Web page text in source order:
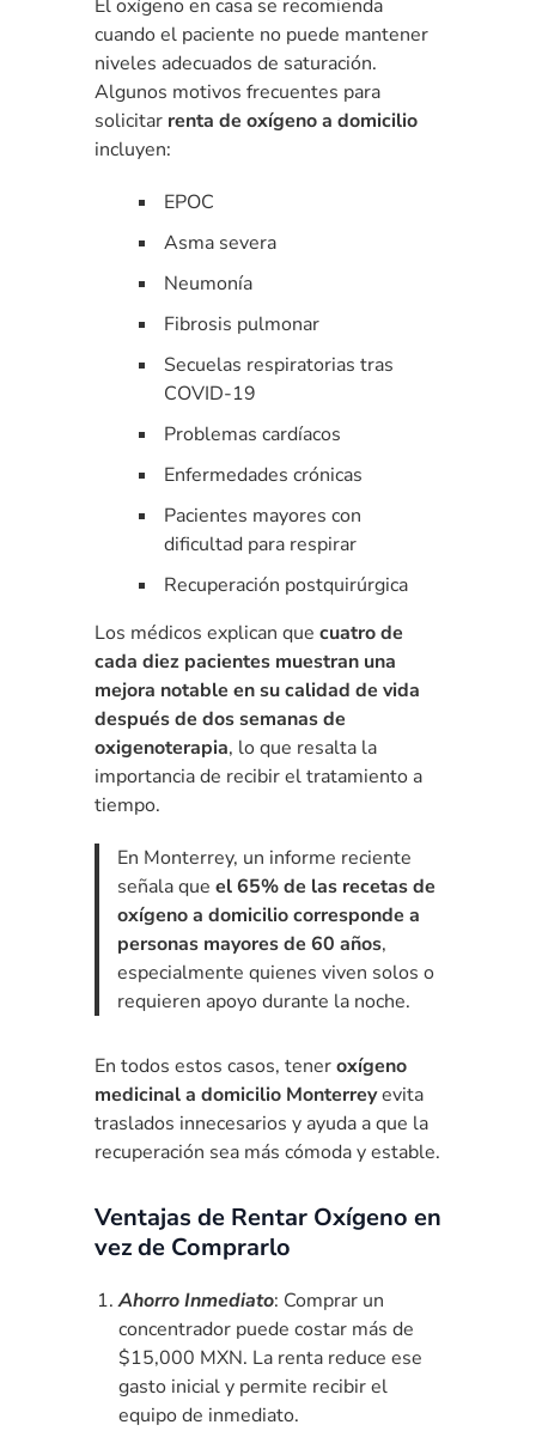
El oxígeno en casa se recomienda
cuando el paciente no puede mantener
niveles adecuados de saturación.
Algunos motivos frecuentes para
solicitar renta de oxígeno a domicilio
incluyen:
EPOC
Asma severa
Neumonía
Fibrosis pulmonar
Secuelas respiratorias tras
COVID-19
Problemas cardíacos
Enfermedades crónicas
Pacientes mayores con
dificultad para respirar
Recuperación postquirúrgica
Los médicos explican que cuatro de
cada diez pacientes muestran una
mejora notable en su calidad de vida
después de dos semanas de
oxigenoterapia, lo que resalta la
importancia de recibir el tratamiento a
tiempo.
En Monterrey, un informe reciente
señala que el 65% de las recetas de
oxígeno a domicilio corresponde a
personas mayores de 60 años,
especialmente quienes viven solos o
requieren apoyo durante la noche.
En todos estos casos, teneroxígeno
medicinal a domicilio Monterreyevita
traslados innecesarios y ayuda a que la
recuperación sea más cómoda y estable.
Ventajas de Rentar Oxígeno en
vez de Comprarlo
Ahorro Inmediato: Comprar un
concentrador puede costar más de
$15,000 MXN. La renta reduce ese
gasto inicial y permite recibir el
equipo de inmediato.